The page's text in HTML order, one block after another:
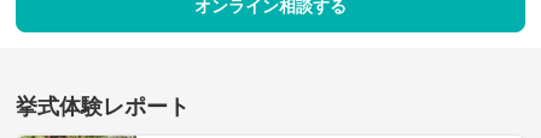
オンライン相談する
挙式体験レポート